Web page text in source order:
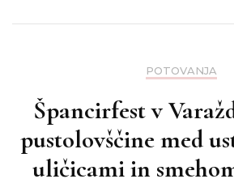
POTOVANJA
Špancirfest v
pustolovščine med
uličicami in